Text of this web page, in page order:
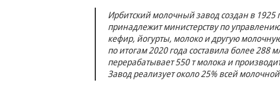
Ирбитский молочный завод создан в 1925
принадлежит министерству по
кефир, йогурты, молоко и другую
по итогам 2020 года составила более 288
перерабатывает 550 т молока и
Завод реализует около 25% всей